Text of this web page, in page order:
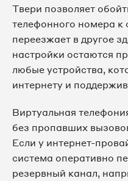
Твери позволяет
телефонного номера
переезжает в другое
настройки остаются
любые устройства,
интернету и
Виртуальная
без пропавших
Если у интернет-
система оперативно
резервный канал,